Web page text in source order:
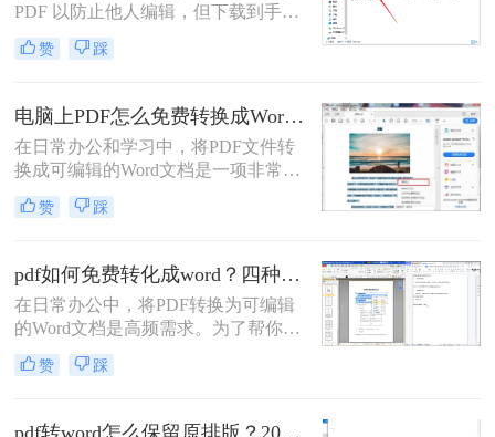
PDF 以防止他人编辑，但下载到手的
PDF 往往又需要修改内容，这时就不
得不将 PDF 再转回 Word。然而，很
错乱，要么工具捆绑广告，甚至文件
受损。那么 PDF 如何改成 Word 文
档？本文从 转换质量、操作难度、文
件安全、批量能力 四个维度，对比三
种主流方法，帮助您快速选出最合适
的那一种。
赞 踩
电脑上PDF怎么免费转换成Word？四种方法对比与实操指南（附详细表格）!
在日常办公和学习中，将PDF文件转
换成可编辑的Word文档是一项非常高
频的需求。PDF虽然版式固定、不易
篡改，但编辑修改较为困难，而Word
为了帮你快速选出最适合自己的转换
方式，下表汇总了四种主流免费方法
的核心差异：
赞 踩
pdf如何免费转化成word？四种方法对比与实操指南（附详细表格）
在日常办公中，将PDF转换为可编辑
的Word文档是高频需求。为了帮你快
速选出最适合自己的方案，下表汇总
了四种主流免费方法的核心差异：
赞 踩
pdf转word怎么保留原排版？2026最新实测，这5种方法从免费到专业全搞定！